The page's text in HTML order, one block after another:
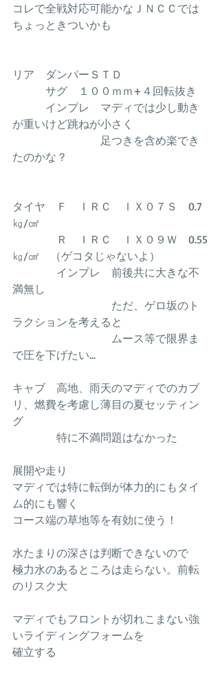
コレで全戦対応可能かなＪＮＣＣでは
ちょっときついかも
リア　ダンパーＳＴＤ
サグ　１００ｍｍ+４回転抜き
インプレ　マディでは少し動き
が重いけど跳ねが小さく
足つきを含め楽でき
たのかな？
タイヤ　Ｆ　ＩＲＣ　ＩＸ０７Ｓ　0.7
㎏/㎠
Ｒ　ＩＲＣ　ＩＸ０９Ｗ　0.55
㎏/㎠　（ゲコタじゃないよ）
インプレ　前後共に大きな不
満無し
ただ、ゲロ坂のト
ラクションを考えると
ムース等で限界ま
で圧を下げたい…
キャブ　高地、雨天のマディでのカブ
リ、燃費を考慮し薄目の夏セッティン
グ
特に不満問題はなかった
展開や走り
マディでは特に転倒が体力的にもタイ
ム的にも響く
コース端の草地等を有効に使う！
水たまりの深さは判断できないので
極力水のあるところは走らない。前転
のリスク大
マディでもフロントが切れこまない強
いライディングフォームを
確立する